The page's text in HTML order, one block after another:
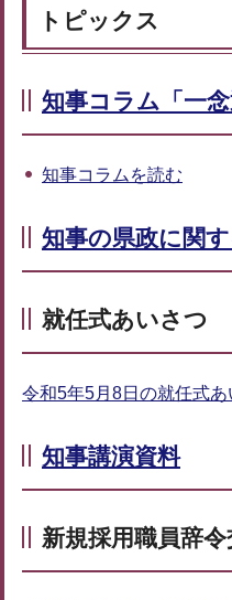
トピックス
知事コラム「一念
知事コラムを読む
知事の県政に関
就任式あいさつ
令和5年5月8日の就任式あ
知事講演資料
新規採用職員辞